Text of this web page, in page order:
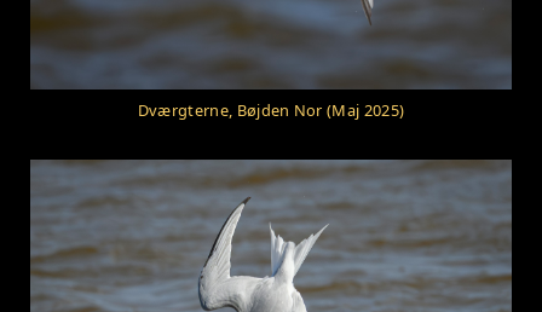
Dværgterne, Bøjden Nor (Maj 2025)